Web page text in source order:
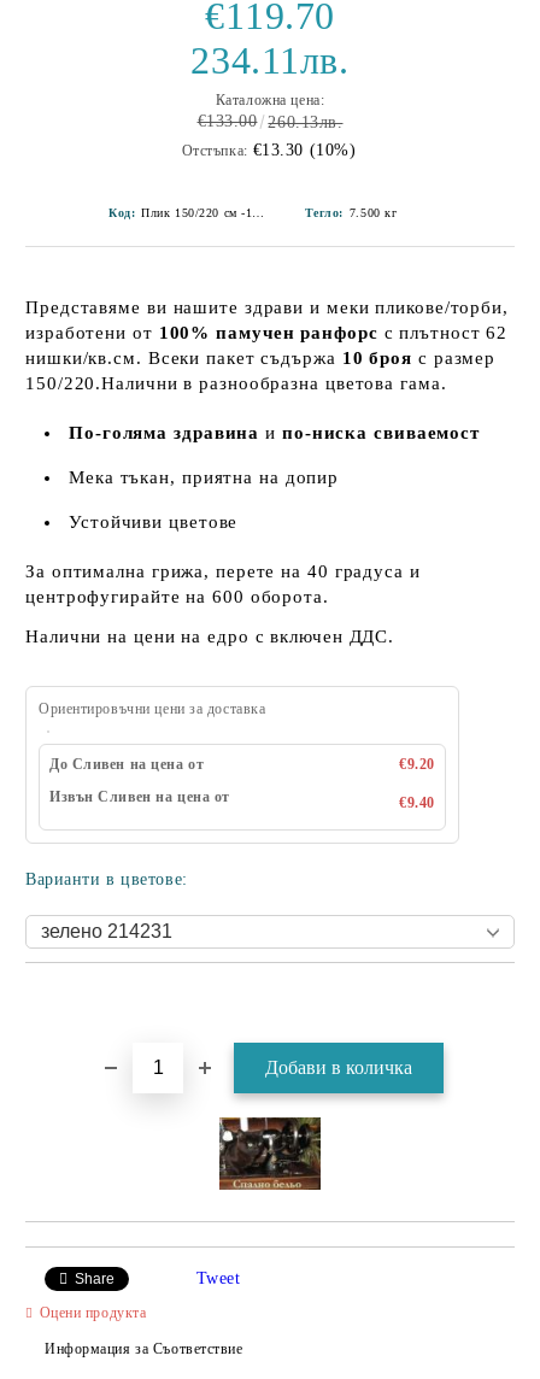
€119.70
234.11лв.
Каталожна цена:
€133.00 260.13лв.
Отстъпка: €13.30 (10%)
Код: Тегло: 7.500 кг
Представяме ви нашите здрави и меки пликове/торби,
изработени от 100% памучен ранфорс с плътност 62
нишки/кв.см. Всеки пакет съдържа 10 броя с размер
150/220.Налични в разнообразна цветова гама.
По-голяма здравина и по-ниска свиваемост
Мека тъкан, приятна на допир
Устойчиви цветове
За оптимална грижа, перете на 40 градуса и
центрофугирайте на 600 оборота.
Налични на цени на едро с включен ДДС.
Ориентировъчни цени за доставка
До Сливен на цена от
€9.20
Извън Сливен на цена от
€9.40
Варианти в цветове:
Share Tweet
Оцени продукта
Информация за Съответствие